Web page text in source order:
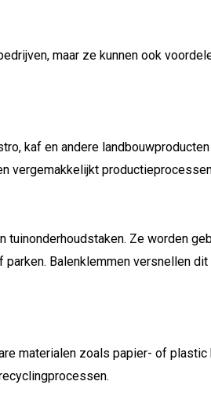
maar ze kunnen ook
kaf en andere
vergemakkelijkt
tuinonderhoudstaken. Ze worden
Balenklemmen versnellen dit
materialen zoals papier- of plastic